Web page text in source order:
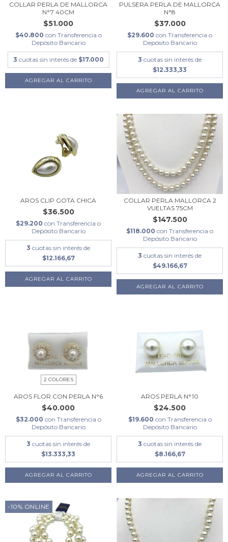
COLLAR PERLA DE MALLORCA
N°7 40CM
$51.000
$40.800 con Transferencia o
Depósito Bancario
3 cuotas sin interés de $17.000
PULSERA PERLA DE MALLORCA
N°8
$37.000
$29.600 con Transferencia o
Depósito Bancario
3 cuotas sin interés de
$12.333,33
AROS CLIP GOTA CHICA
$36.500
$29.200 con Transferencia o
Depósito Bancario
3 cuotas sin interés de
$12.166,67
COLLAR PERLA MALLORCA 2
VUELTAS 75CM
$147.500
$118.000 con Transferencia o
Depósito Bancario
3 cuotas sin interés de
$49.166,67
2 COLORES
AROS FLOR CON PERLA N°6
$40.000
$32.000 con Transferencia o
Depósito Bancario
3 cuotas sin interés de
$13.333,33
AGREGAR AL CARRITO
AROS PERLA N°10
$24.500
$19.600 con Transferencia o
Depósito Bancario
3 cuotas sin interés de
$8.166,67
-10% ONLINE